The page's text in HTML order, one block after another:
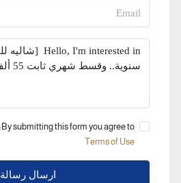
By submitting this form you agree to:
Terms of Use
ارسال رسالة